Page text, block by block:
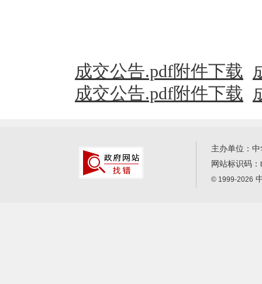
成交公告.pdf附件下载
成交公告.pdf附件下载
主办单位：
网站标识码：
© 1999-2026